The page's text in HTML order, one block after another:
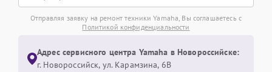
Отправляя заявку на ремонт техники Yamaha, Вы соглашаетесь с
Политикой конфиденциальности
Адрес сервисного центра Yamaha в Новороссийске:
г. Новороссийск, ул. Карамзина, 6В